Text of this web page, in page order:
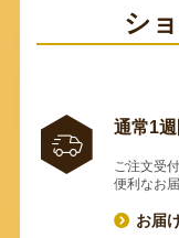
シ
通常1
ご注文受
便利なお
お届